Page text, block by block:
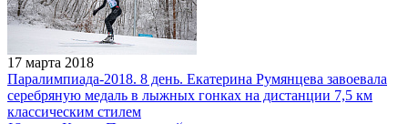
17 марта 2018
Паралимпиада-2018. 8 день. Екатерина Румянцева завоевала
серебряную медаль в лыжных гонках на дистанции 7,5 км
классическим стилем